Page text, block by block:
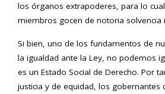
los órganos extrapoderes, para lo
miembros gocen de notoria solvencia
Si bien, uno de los fundamentos de
la igualdad ante la Ley, no podemos
es un Estado Social de Derecho. Por
justicia y de equidad, los gobernantes